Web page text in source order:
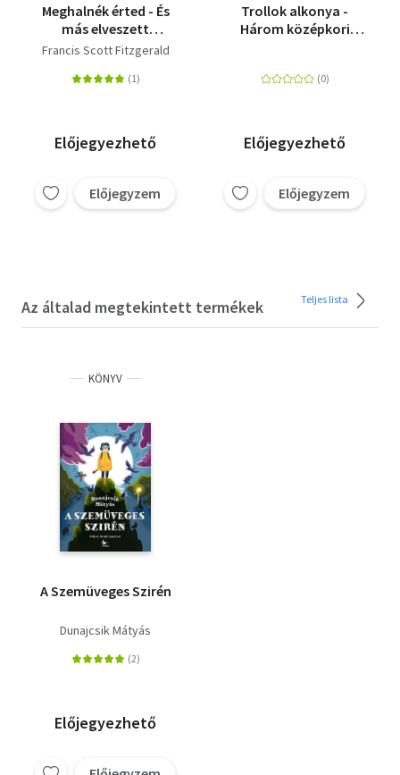
Meghalnék érted - És
más elveszett
történetek
Francis Scott Fitzgerald
Előjegyezhető
Előjegyzem
Trollok alkonya -
Három középkori
Előjegyezhető
Előjegyzem
Az általad megtekintett termékek Teljes lista
KÖNYV
A Szemüveges Szirén
Dunajcsik Mátyás
Előjegyezhető